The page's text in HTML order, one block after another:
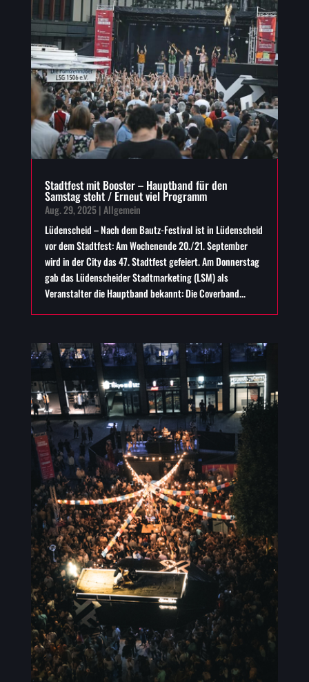
Stadtfest mit Booster – Hauptband für den
Samstag steht / Erneut viel Programm
Aug. 29, 2025|Allgemein
Lüdenscheid – Nach dem Bautz-Festival ist in Lüdenscheid
vor dem Stadtfest: Am Wochenende 20./21. September
wird in der City das 47. Stadtfest gefeiert. Am Donnerstag
gab das Lüdenscheider Stadtmarketing (LSM) als
Veranstalter die Hauptband bekannt: Die Coverband...